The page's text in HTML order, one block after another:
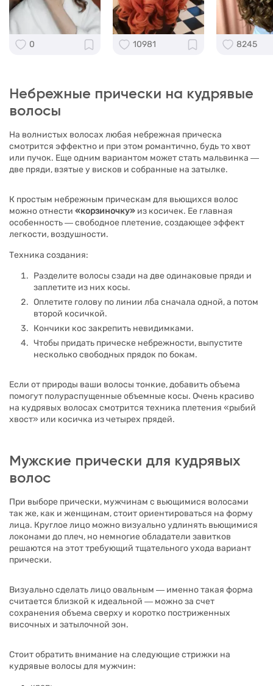
0 10981 8245
Небрежные прически на кудрявые
волосы
На волнистых волосах любая небрежная прическа
смотрится эффектно и при этом романтично, будь то хвот
или пучок. Еще одним вариантом может стать мальвинка ―
две пряди, взятые у висков и собранные на затылке.
К простым небрежным прическам для вьющихся волос
можно отнести «корзиночку» из косичек. Ее главная
особенность ― свободное плетение, создающее эффект
легкости, воздушности.
Техника создания:
Разделите волосы сзади на две одинаковые пряди и
заплетите из них косы.
Оплетите голову по линии лба сначала одной, а потом
второй косичкой.
Кончики кос закрепить невидимками.
Чтобы придать прическе небрежности, выпустите
несколько свободных прядок по бокам.
Если от природы ваши волосы тонкие, добавить объема
помогут полураспущенные объемные косы. Очень красиво
на кудрявых волосах смотрится техника плетения «рыбий
хвост» или косичка из четырех прядей.
Мужские прически для кудрявых
волос
При выборе прически, мужчинам с вьющимися волосами
так же, как и женщинам, стоит ориентироваться на форму
лица. Круглое лицо можно визуально удлинять вьющимися
локонами до плеч, но немногие обладатели завитков
решаются на этот требующий тщательного ухода вариант
прически.
Визуально сделать лицо овальным ― именно такая форма
считается близкой к идеальной ― можно за счет
сохранения объема сверху и коротко постриженных
височных и затылочной зон.
Стоит обратить внимание на следующие стрижки на
кудрявые волосы для мужчин: